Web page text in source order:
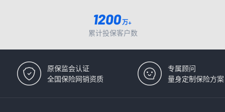
万+
累计投保客户数
原保监会认证
全国保险网销资质
专属顾问
量身定制保险方案